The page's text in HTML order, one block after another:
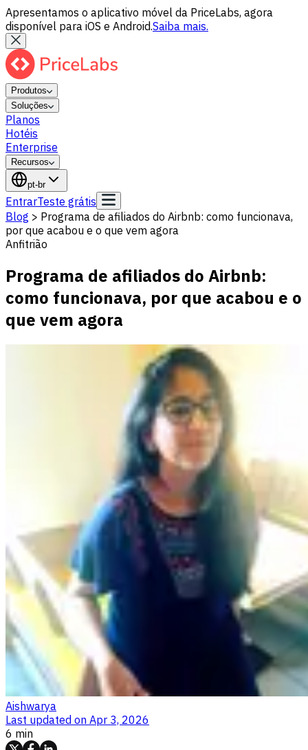
Apresentamos o aplicativo móvel da PriceLabs, agora
disponível para iOS e Android.Saiba mais.
Produtos
Soluções
Planos
Hotéis
Enterprise
Recursos
pt-br
EntrarTeste grátis
Blog > Programa de afiliados do Airbnb: como funcionava,
por que acabou e o que vem agora
Anfitrião
Programa de afiliados do Airbnb:
como funcionava, por que acabou e o
que vem agora
Aishwarya
Last updated on Apr 3, 2026
6 min